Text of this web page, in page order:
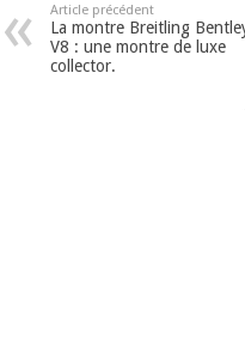
Article précédent
La montre Breitling
V8 : une montre de luxe
collector.